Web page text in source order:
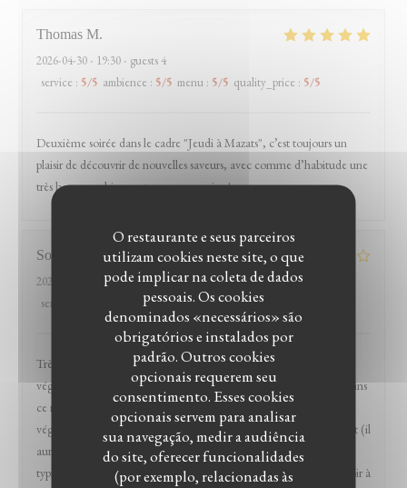
O restaurante e seus parceiros
utilizam cookies neste site, o que
pode implicar na coleta de dados
pessoais. Os cookies
denominados «necessários» são
obrigatórios e instalados por
padrão. Outros cookies
opcionais requerem seu
consentimento. Esses cookies
opcionais servem para analisar
sua navegação, medir a audiência
do site, oferecer funcionalidades
(por exemplo, relacionadas às
Thomas M
2026-04-30- 19:30 - guests 4
service : 5/5 ambience : 5/5 menu : 5/5 quality_price : 5/5
Deuxième soirée dans le cadre "Jeudi à Mazats", c’est toujours un
plaisir de découvrir de nouvelles saveurs, avec comme d’habitude une
très bonne ambiance et un super service !
Sophie
2026-04-11
- 19:00 - guests 4
service
ambience:5/5 menu:4 /5 quality_price
Très bon accueil, ambiance agréable et nombreuses options
végétariennes dont un plat entier (l'assiette végétarienne), néanmoins
ce restaurant m'était indiqué comme disposant d'options
végétaliennes et au final, à part quelques entrées, il n'y en a pas tant (il
aurait fallu composer l'assiette végétarienne sur mesure, c'est
typiquement ces demandes d'ajustements que j'apprécie ne pas avoir à